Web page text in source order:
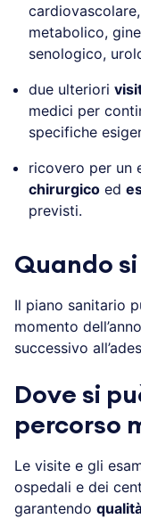
metabolico,
senologico,
due ulteriori
medici per
specifiche
ricovero per un
chirurgico ed
previsti.
Quando
Il piano sanitario
momento
successivo
Dove si
percorso
Le visite e gli
ospedali e dei
garantendo